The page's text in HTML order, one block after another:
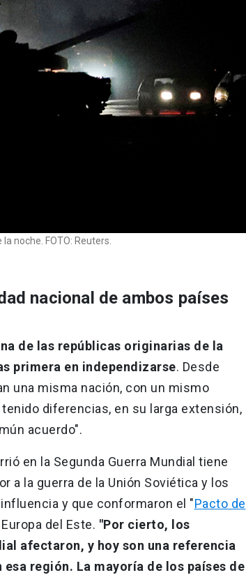
noche. FOTO: Reuters.
nacional de ambos países
de las repúblicas originarias de la
primera en independizarse. Desde
una misma nación, con un mismo
diferencias, en su larga extensión,
acuerdo".
en la Segunda Guerra Mundial tiene
a la guerra de la Unión Soviética y los
y que conformaron el "Pacto de
del Este. "Por cierto, los
afectaron, y hoy son una referencia
región. La mayoría de los países de